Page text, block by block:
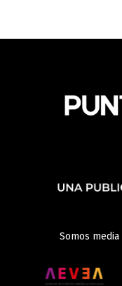
Somos media